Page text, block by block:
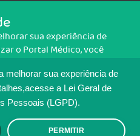
melhorar sua experiência de
a Lei Geral de
Pessoais (LGPD).
PERMITIR
Brasília/DF - CEP: 70200-760 -
DE
sua experiência de
o Portal Médico, você
como isso é feito, acesse
clique em ACEITO.